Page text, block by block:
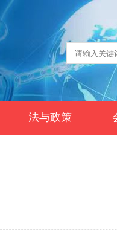
法与政策